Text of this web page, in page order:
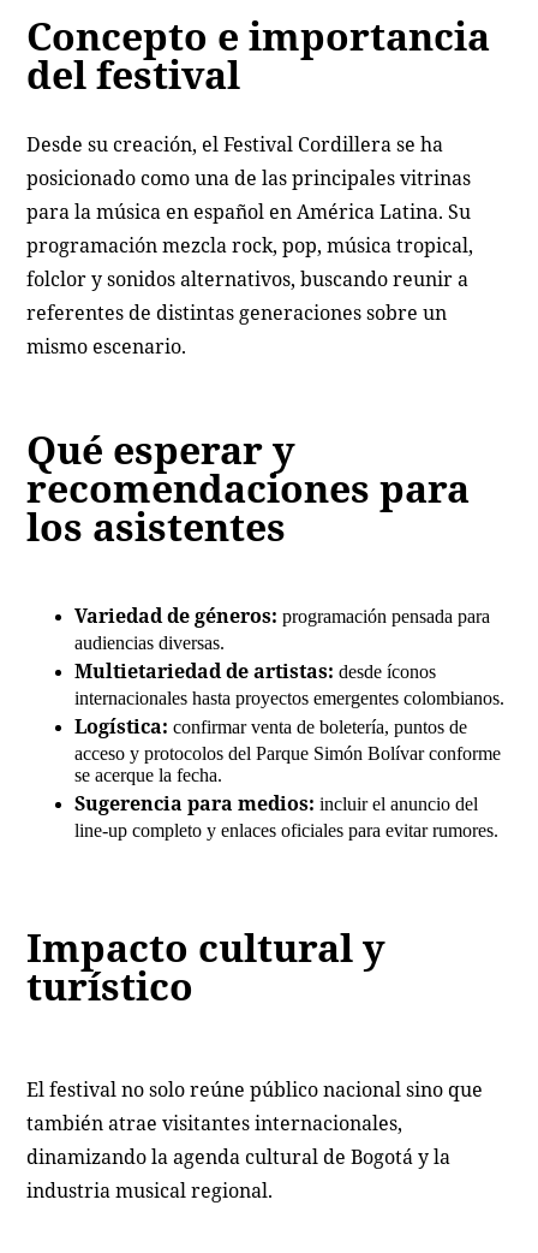
Concepto e importancia
del festival
Desde su creación, el Festival Cordillera se ha
posicionado como una de las principales vitrinas
para la música en español en América Latina. Su
programación mezcla rock, pop, música tropical,
folclor y sonidos alternativos, buscando reunir a
referentes de distintas generaciones sobre un
mismo escenario.
Qué esperar y
recomendaciones para
los asistentes
Variedad de géneros: programación pensada para
audiencias diversas.
Multietariedad de artistas: desde íconos
internacionales hasta proyectos emergentes colombianos.
Logística:confirmar venta de boletería, puntos de
acceso y protocolos del Parque Simón Bolívar conforme
se acerque la fecha.
Sugerencia para medios:incluir el anuncio del
line‑up completo y enlaces oficiales para evitar rumores.
Impacto cultural y
turístico
El festival no solo reúne público nacional sino que
también atrae visitantes internacionales,
dinamizando la agenda cultural de Bogotá y la
industria musical regional.